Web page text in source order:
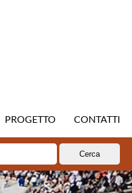
PROGETTO CONTATTI